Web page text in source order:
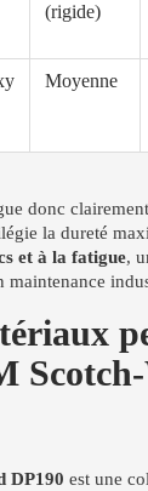
(rigide)
Moyenne
donc
la dureté
et à la fatigue,
maintenance
DP190 est une